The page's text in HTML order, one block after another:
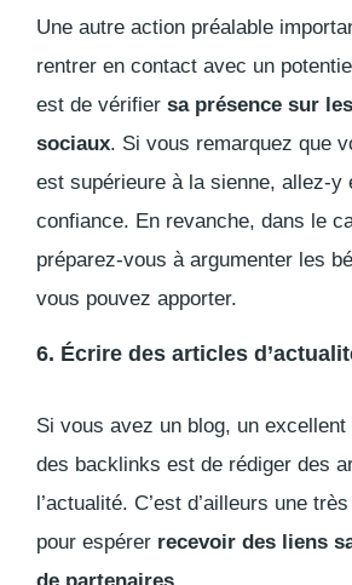
Une autre action préalable
rentrer en contact avec un
est de vérifier sa présence sur
sociaux. Si vous remarquez que
est supérieure à la sienne, allez-y
confiance. En revanche, dans le
préparez-vous à argumenter les
vous pouvez apporter.
6. Écrire des articles
Si vous avez un blog, un excellent
des backlinks est de rédiger des
l’actualité. C’est d’ailleurs une
pour espérer recevoir des liens